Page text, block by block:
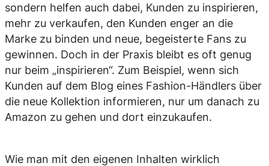
sondern helfen auch dabei, Kunden zu inspirieren,
mehr zu verkaufen, den Kunden enger an die
Marke zu binden und neue, begeisterte Fans zu
gewinnen. Doch in der Praxis bleibt es oft genug
nur beim „inspirieren“. Zum Beispiel, wenn sich
Kunden auf dem Blog eines Fashion-Händlers über
die neue Kollektion informieren, nur um danach zu
Amazon zu gehen und dort einzukaufen.
Wie man mit den eigenen Inhalten wirklich